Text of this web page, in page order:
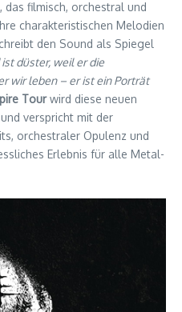
das filmisch, orchestral und
charakteristischen Melodien
den Sound als Spiegel
ist düster, weil er die
wir leben – er ist ein Porträt
Tourwird diese neuen
verspricht mit der
orchestraler Opulenz und
Erlebnis für alle Metal-